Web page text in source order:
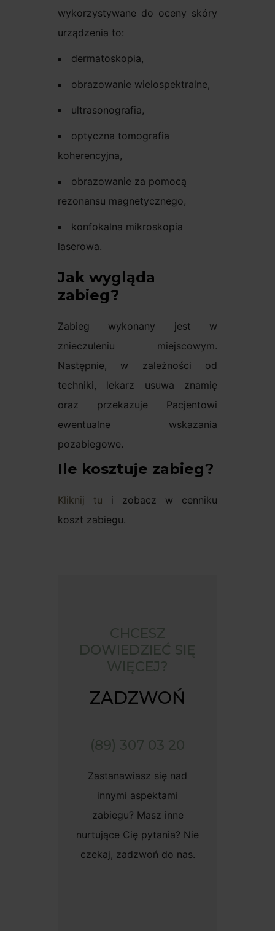
wykorzystywane do oceny skóry
urządzenia to:
dermatoskopia,
obrazowanie wielospektralne,
ultrasonografia,
optyczna tomografia
koherencyjna,
obrazowanie za pomocą
rezonansu magnetycznego,
konfokalna mikroskopia
laserowa.
Jak wygląda
zabieg?
Zabieg wykonany jest w
znieczuleniu miejscowym.
Następnie, w zależności od
techniki, lekarz usuwa znamię
oraz przekazuje Pacjentowi
ewentualne wskazania
pozabiegowe.
Ile kosztuje zabieg?
Kliknij tu i zobacz w cenniku
koszt zabiegu.
CHCESZ
DOWIEDZIEĆ SIĘ
WIĘCEJ?
ZADZWOŃ
(89) 307 03 20
Zastanawiasz się nad
innymi aspektami
zabiegu? Masz inne
nurtujące Cię pytania? Nie
czekaj, zadzwoń do nas.